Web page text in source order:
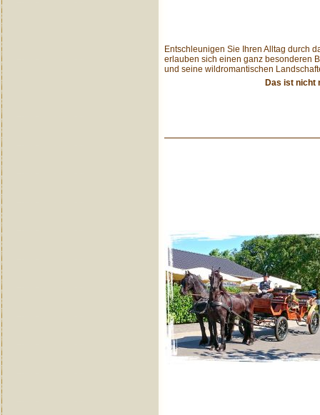
Entschleunigen Sie Ihren Alltag durch
erlauben sich einen ganz besonderen
und seine wildromantischen
Das ist nicht